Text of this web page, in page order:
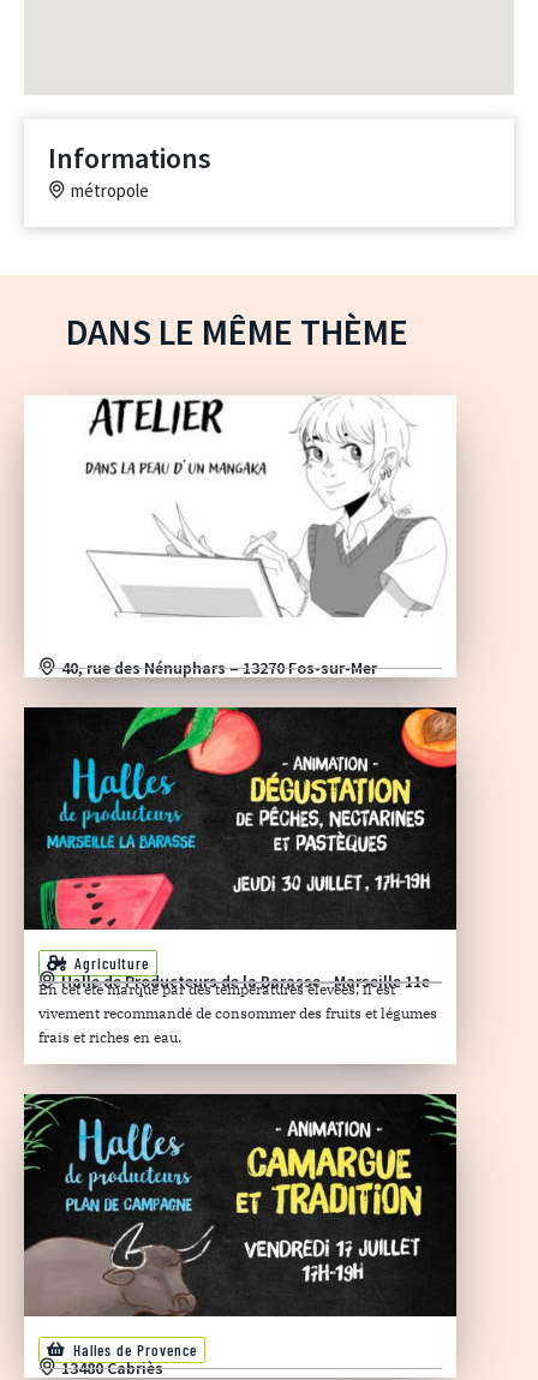
Informations
métropole
DANS LE MÊME THÈME
40, rue des Nénuphars – 13270 Fos-sur-Mer
Agriculture
Halle de Producteurs de la Barasse - Marseille 11e
En cet été marqué par des températures élevées, il est
vivement recommandé de consommer des fruits et légumes
frais et riches en eau.
Halles de Provence
13480 Cabriès